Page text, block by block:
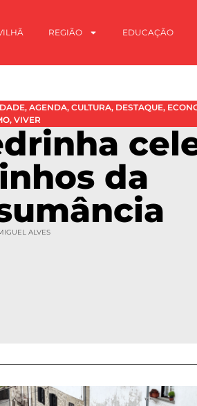
REGIÃO EDUCAÇÃO
, AGENDA, CULTURA, DESTAQUE,
, VIVER
da
ALVES